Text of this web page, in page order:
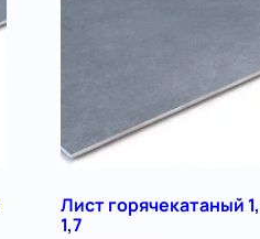
Лист горячекатаный
1,7